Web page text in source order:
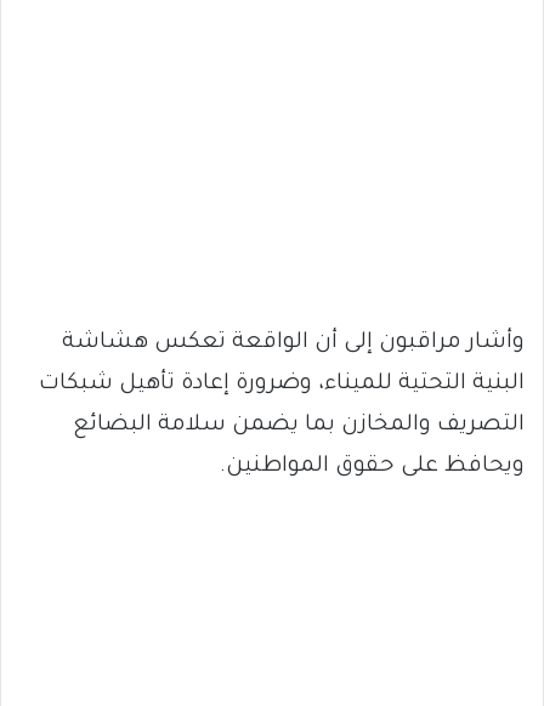
وأشار مراقبون إلى أن الواقعة تعكس هشاشة
البنية التحتية للميناء، وضرورة إعادة تأهيل شبكات
التصريف والمخازن بما يضمن سلامة البضائع
ويحافظ على حقوق المواطنين.